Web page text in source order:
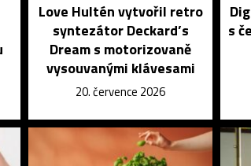
Love Hultén vytvořil retro
syntezátor Deckard’s
Dream s motorizovaně
vysouvanými klávesami
20. července 2026
s